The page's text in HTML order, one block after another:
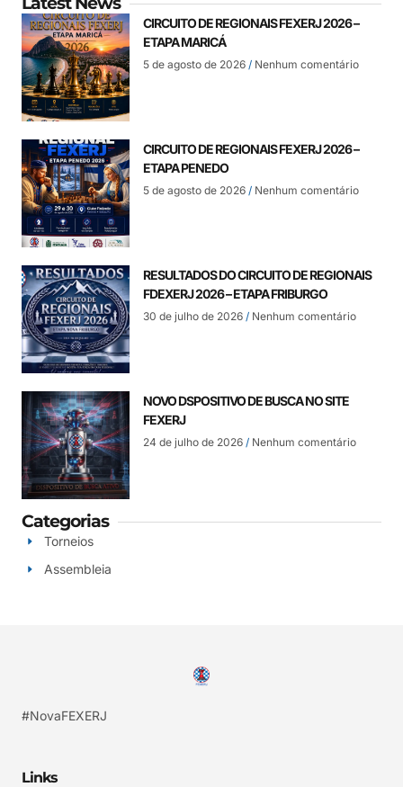
CIRCUITO DE REGIONAIS FEXERJ 2026 –
ETAPA MARICÁ
5 de agosto de 2026 Nenhum comentário
CIRCUITO DE REGIONAIS FEXERJ 2026 –
ETAPA PENEDO
5 de agosto de 2026 Nenhum comentário
RESULTADOS DO CIRCUITO DE REGIONAIS
FDEXERJ 2026 – ETAPA FRIBURGO
30 de julho de 2026 Nenhum comentário
NOVO DSPOSITIVO DE BUSCA NO SITE
FEXERJ
24 de julho de 2026 Nenhum comentário
Categorias
Torneios
Assembleia
#NovaFEXERJ
Links